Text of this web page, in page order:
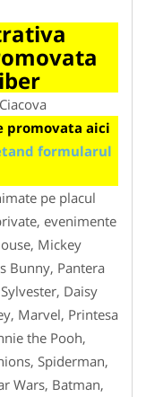
promovata aici
formularul
pe placul
evenimente
Mickey
Bunny, Pantera
Daisy
Marvel, Printesa
the Pooh,
Spiderman,
Wars, Batman,